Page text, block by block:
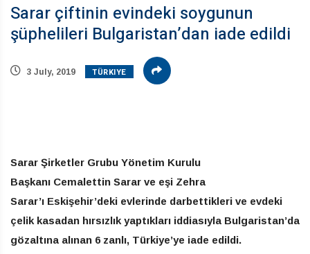
Sarar çiftinin evindeki soygunun
şüphelileri Bulgaristan’dan iade edildi
3 July, 2019 TÜRKIYE
Sarar Şirketler Grubu Yönetim Kurulu
Başkanı Cemalettin Sarar ve eşi Zehra
Sarar’ı Eskişehir’deki evlerinde darbettikleri ve evdeki
çelik kasadan hırsızlık yaptıkları iddiasıyla Bulgaristan’da
gözaltına alınan 6 zanlı, Türkiye’ye iade edildi.